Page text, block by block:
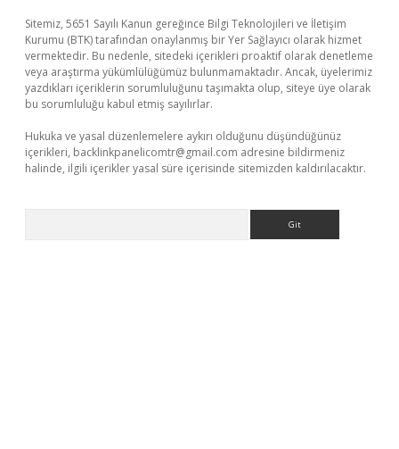
Sitemiz, 5651 Sayılı Kanun gereğince Bilgi Teknolojileri ve İletişim
Kurumu (BTK) tarafından onaylanmış bir Yer Sağlayıcı olarak hizmet
vermektedir. Bu nedenle, sitedeki içerikleri proaktif olarak denetleme
veya araştırma yükümlülüğümüz bulunmamaktadır. Ancak, üyelerimiz
yazdıkları içeriklerin sorumluluğunu taşımakta olup, siteye üye olarak
bu sorumluluğu kabul etmiş sayılırlar.
Hukuka ve yasal düzenlemelere aykırı olduğunu düşündüğünüz
içerikleri, backlinkpanelicomtr@gmail.com adresine bildirmeniz
halinde, ilgili içerikler yasal süre içerisinde sitemizden kaldırılacaktır.